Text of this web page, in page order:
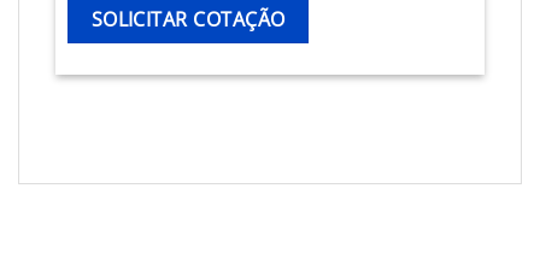
SOLICITAR COTAÇÃO